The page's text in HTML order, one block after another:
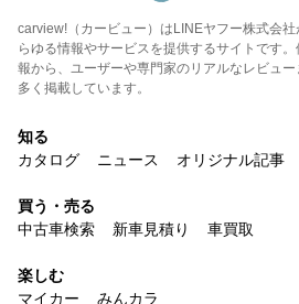
carview!（カービュー）はLINEヤフー株式会
らゆる情報やサービスを提供するサイトです
報から、ユーザーや専門家のリアルなレビュ
多く掲載しています。
知る
カタログ
ニュース オリジナル記事
買う・売る
中古車検索
新車見積り 車買取
楽しむ
マイカー
みんカラ